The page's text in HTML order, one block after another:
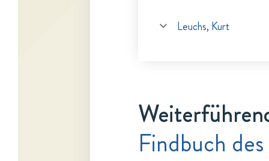
Leuchs, Kurt
Findbuch